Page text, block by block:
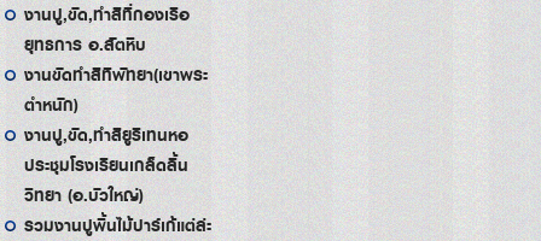
งานปู,ขัด,ทำสีที่กองเรือ
ยุทธการ อ.สัตหีบ
งานขัดทำสีทีพัทยา(เขาพระ
ตำหนัก)
งานปู,ขัด,ทำสียูริเทนหอ
ประชุมโรงเรียนเกล็ดลิ้น
วิทยา (อ.บัวใหญ่)
รวมงานปูพื้นไม้ปาร์เก้แต่ล่ะ